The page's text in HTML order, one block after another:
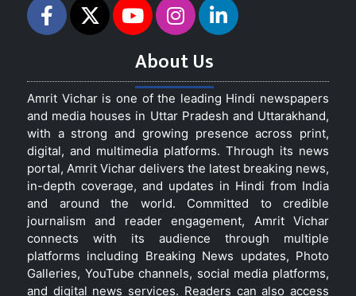
About Us
Amrit Vichar is one of the leading Hindi newspapers
and media houses in Uttar Pradesh and Uttarakhand,
with a strong and growing presence across print,
digital, and multimedia platforms. Through its news
portal, Amrit Vichar delivers the latest breaking news,
in-depth coverage, and updates in Hindi from India
and around the world. Committed to credible
journalism and reader engagement, Amrit Vichar
connects with its audience through multiple
platforms including Breaking News updates, Photo
Galleries, YouTube channels, social media platforms,
and digital news services. Readers can also access